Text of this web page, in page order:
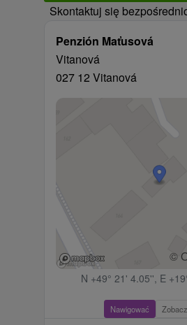
Skontaktuj się
Penzión Maťusová
Vitanová
027 12 Vitanová
©
N +49° 21' 4.05'', E
Nawigować